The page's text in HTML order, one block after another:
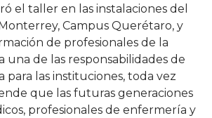
el taller en las instalaciones del
Campus Querétaro, y
de profesionales de la
una de las responsabilidades de
para las instituciones, toda vez
que las futuras generaciones
profesionales de enfermería y